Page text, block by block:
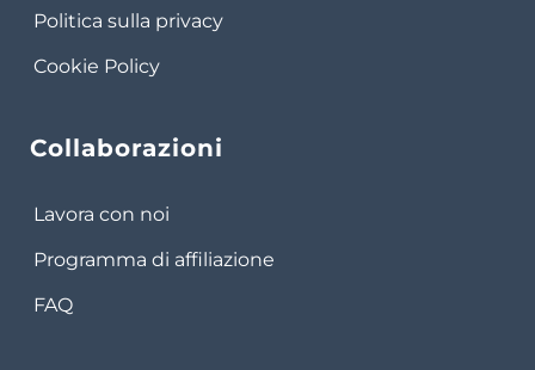
Politica sulla privacy
Cookie Policy
Collaborazioni
Lavora con noi
Programma di affiliazione
FAQ